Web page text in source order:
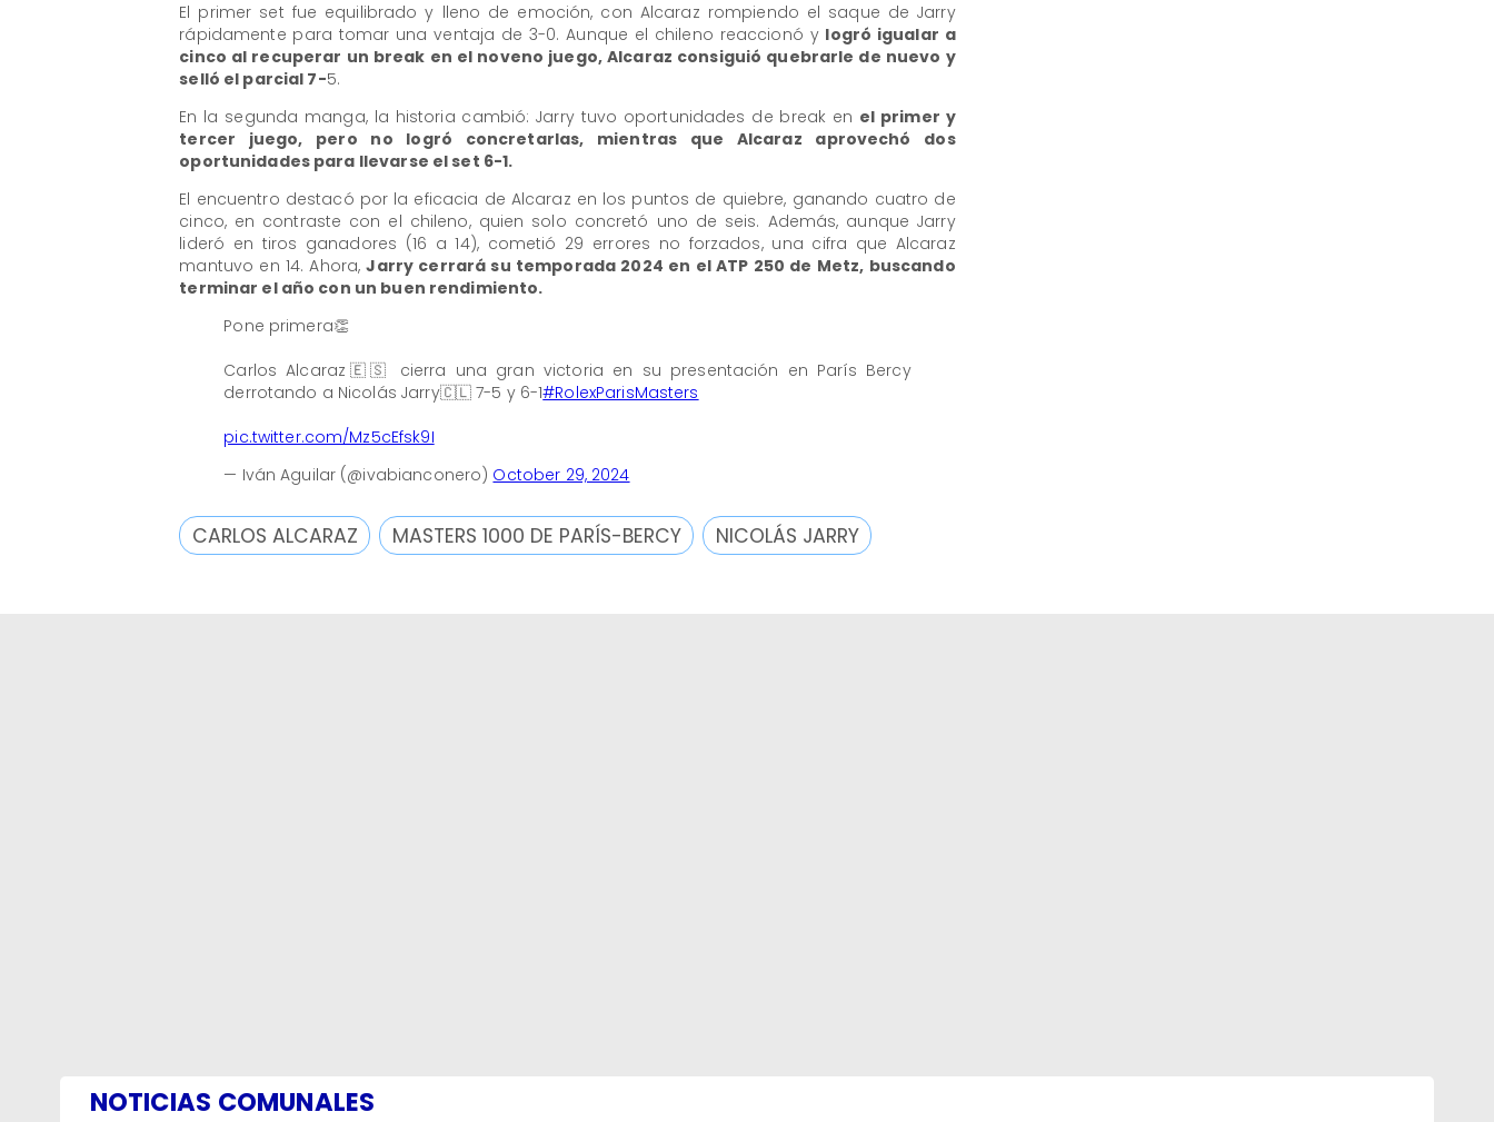
El primer set fue equilibrado y lleno de emoción, con Alcaraz rompiendo el saque de Jarry
rápidamente para tomar una ventaja de 3-0. Aunque el chileno reaccionó y logró igualar a
cinco al recuperar un break en el noveno juego, Alcaraz consiguió quebrarle de nuevo y
selló el parcial 7-5.
En la segunda manga, la historia cambió: Jarry tuvo oportunidades de break en el primer y
tercer juego, pero no logró concretarlas, mientras que Alcaraz aprovechó dos
oportunidades para llevarse el set 6-1.
El encuentro destacó por la eficacia de Alcaraz en los puntos de quiebre, ganando cuatro de
cinco, en contraste con el chileno, quien solo concretó uno de seis. Además, aunque Jarry
lideró en tiros ganadores (16 a 14), cometió 29 errores no forzados, una cifra que Alcaraz
mantuvo en 14. Ahora,Jarry cerrará su temporada 2024 en el ATP 250 de Metz, buscando
terminar el año con un buen rendimiento.
Pone primera👏
Carlos Alcaraz🇪🇸 cierra una gran victoria en su presentación en París Bercy
derrotando a Nicolás Jarry🇨🇱 7-5 y 6-1#RolexParisMasters
pic.twitter.com/Mz5cEfsk9I
— Iván Aguilar (@ivabianconero) October 29, 2024
CARLOS ALCARAZ MASTERS 1000 DE PARÍS-BERCY NICOLÁS JARRY
NOTICIAS COMUNALES